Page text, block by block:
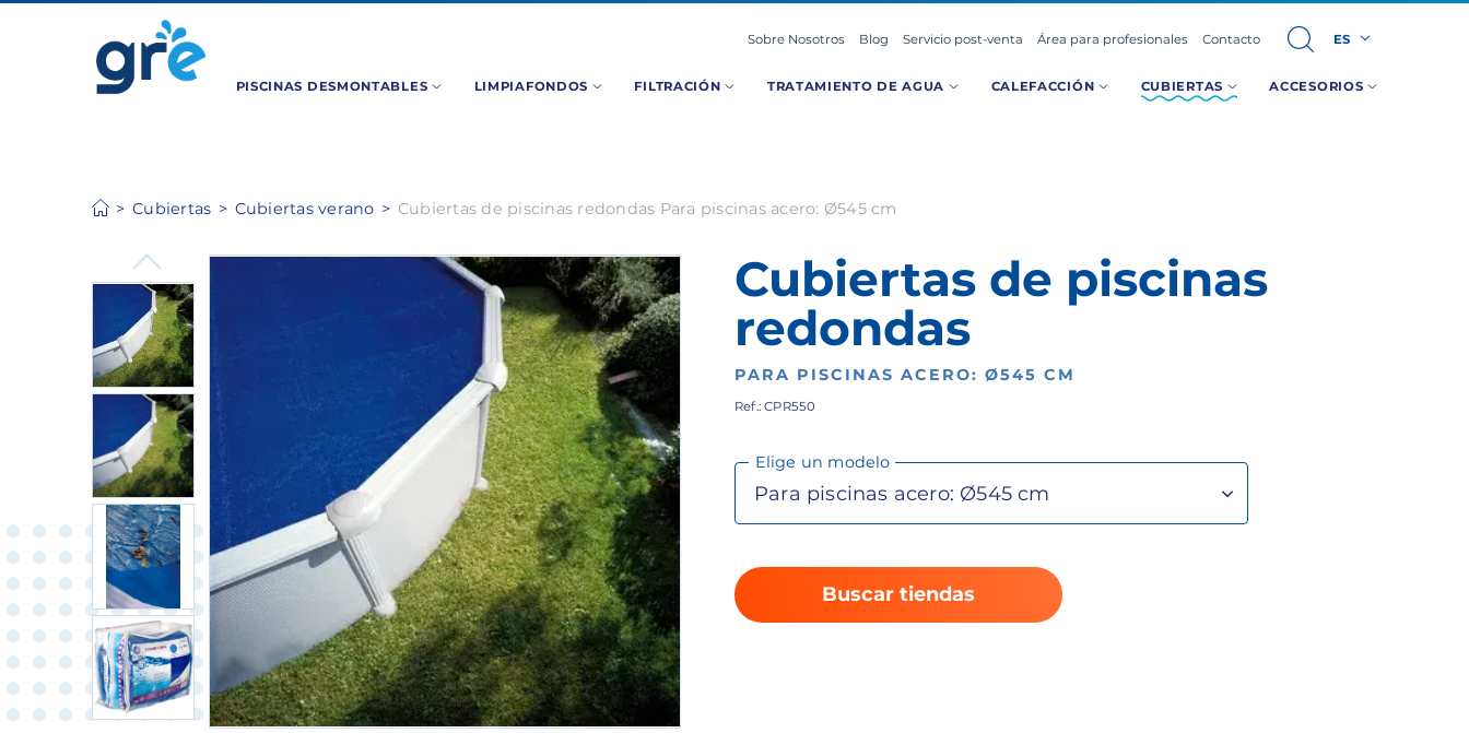
PISCINAS DESMONTABLES LIMPIAFONDOS FILTRACIÓN TRATAMIENTO DE AGUA CALEFACCIÓN CUBIERTAS ACCESORIOS
Sobre Nosotros Blog Servicio post-venta Área para profesionales Contacto ES
Cubiertas Cubiertas verano Cubiertas de piscinas redondas Para piscinas acero: Ø545 cm
Elige un modelo
Cubiertas de piscinas
redondas
PARA PISCINAS ACERO: Ø545 CM
Ref.: CPR550
Buscar tiendas